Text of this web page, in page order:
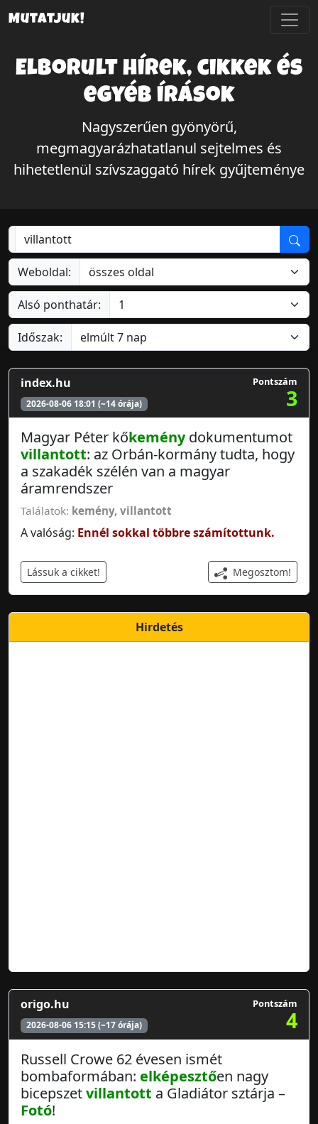
Mutatjuk!
Elborult hírek, cikkek és
egyéb írások
Nagyszerűen gyönyörű,
megmagyarázhatatlanul sejtelmes és
hihetetlenül szívszaggató hírek gyűjteménye
Weboldal:
Alsó ponthatár:
Időszak:
index.hu
2026-08-06 18:01 (~14 órája)
Pontszám
3
Magyar Péter kőkeménydokumentumot
villantott: az Orbán-kormány tudta, hogy
a szakadék szélén van a magyar
áramrendszer
Találatok: kemény, villantott
A valóság: Ennél sokkal többre számítottunk.
Lássuk a cikket! Megosztom!
Hirdetés
origo.hu
2026-08-06 15:15 (~17 órája)
Pontszám
4
Russell Crowe 62 évesen ismét
bombaformában: elképesztően nagy
bicepszetvillantott a Gladiátor sztárja –
Fotó!